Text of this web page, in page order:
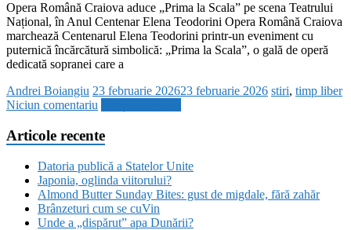
Opera Română Craiova aduce „Prima la Scala” pe scena Teatrului
Național, în Anul Centenar Elena Teodorini Opera Română Craiova
marchează Centenarul Elena Teodorini printr-un eveniment cu
puternică încărcătură simbolică: „Prima la Scala”, o gală de operă
dedicată sopranei care a
Andrei Boiangiu 23 februarie 202623 februarie 2026 stiri, timp liber
Niciun comentariu
Articole recente
Datoria publică a Statelor Unite
Japonia, oglinda viitorului?
Almond Butter Sunday Bites: gust de migdale, fără zahăr
Brânzeturi cum se cuVin
Unde a „dispărut” apa Dunării?